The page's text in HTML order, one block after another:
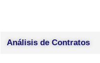
Análisis de Contratos